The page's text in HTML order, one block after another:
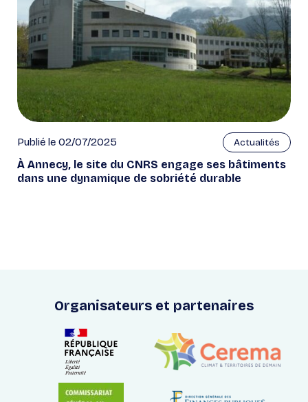
Publié le 02/07/2025 Actualités
À Annecy, le site du CNRS engage ses bâtiments
dans une dynamique de sobriété durable
Organisateurs et partenaires